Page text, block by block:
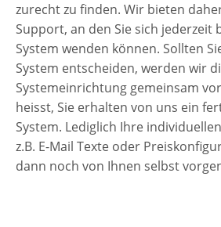
zurecht zu finden. Wir bieten
Support, an den Sie sich jederzeit
System wenden können. Sollten
System entscheiden, werden wir
Systemeinrichtung gemeinsam
heisst, Sie erhalten von uns ein
System. Lediglich Ihre
z.B. E-Mail Texte oder
dann noch von Ihnen selbst